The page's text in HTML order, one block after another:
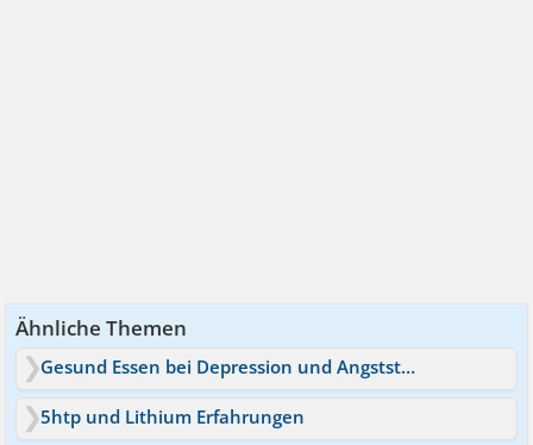
Ähnliche Themen
Gesund Essen bei Depression und Angststörung
5htp und Lithium Erfahrungen